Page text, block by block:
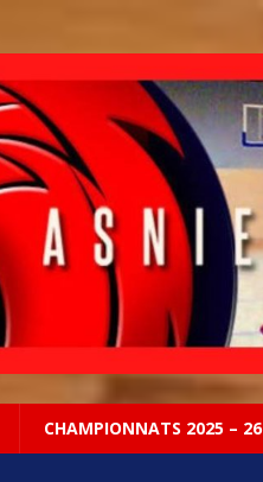
CHAMPIONNATS 2025 – 26